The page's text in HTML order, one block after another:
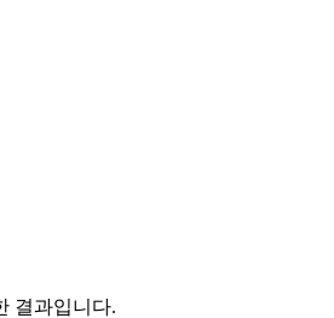
결과입니다.